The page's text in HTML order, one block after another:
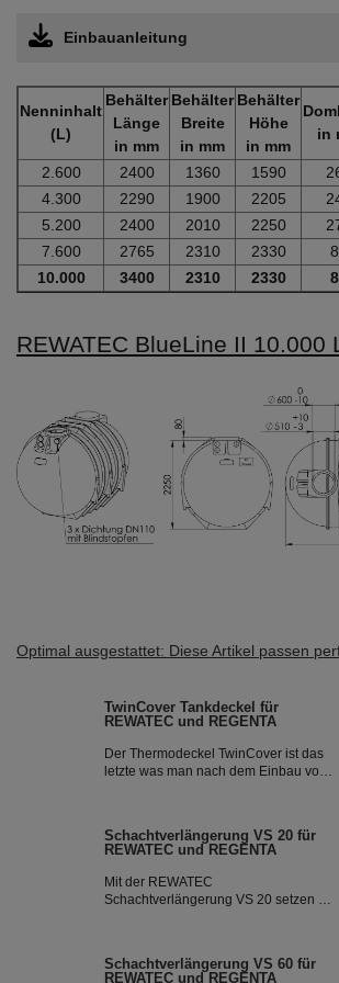
Einbauanleitung
Nenninhalt
(L)
Behälter
Länge
in mm
Behälter
Breite
in mm
Behälter
Höhe
in mm
in
2.600 2400 1360 1590
4.300
2290 1900 2205
5.200
2400 2010 2250
7.600
2765 2310 2330
10.000
3400 2310 2330
REWATEC BlueLine II 10.000
Optimal ausgestattet: Diese Artikel passen
TwinCover Tankdeckel für
REWATEC und REGENTA
Der Thermodeckel TwinCover ist das
letzte was man nach dem Einbau vom
mit ein paar Handgriffen. Der
Tankdeckel sitzt verdreh sicher und
nahezu fugenlos auf dem
Schachtrahmen, er verhindert ein
System nach DIN 600 erleichtert Ihnen
Schachtverlängerung VS 20 für
REWATEC und REGENTA
Mit der REWATEC
Schachtverlängerung VS 20 setzen Sie
Schachtverlängerung VS 20 passt auf
Schachtverlängerung VS 60 für
REWATEC und REGENTA